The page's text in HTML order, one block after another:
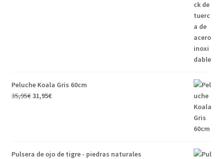
Peluche Koala Gris 60cm
35,95€31,95€
Pulsera de ojo de tigre - piedras naturales